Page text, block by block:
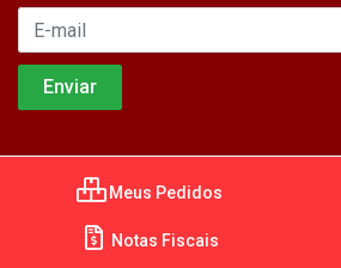
Meus Pedidos
Notas Fiscais